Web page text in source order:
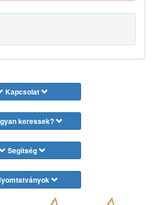
Kapcsolat
keressek?
Segítség